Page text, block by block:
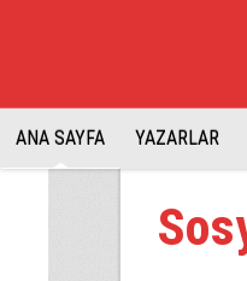
ANA SAYFA YAZARLAR